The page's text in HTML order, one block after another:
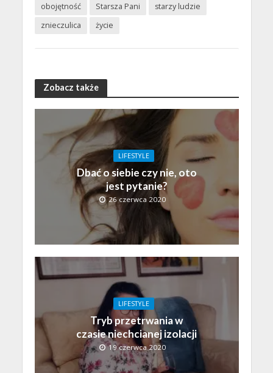
obojętność
Starsza Pani
starzy ludzie
znieczulica
życie
Zobacz także
LIFESTYLE
Dbać o siebie czy nie, oto
jest pytanie?
26 czerwca 2020
LIFESTYLE
Tryb przetrwania w
czasie niechcianej izolacji
19 czerwca 2020